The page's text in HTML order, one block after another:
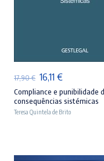
17,90€ O
preço
original
16,11 €O
preço
atual
Compliance e punibilidade
consequências sistémicas
Teresa Quintela de Brito